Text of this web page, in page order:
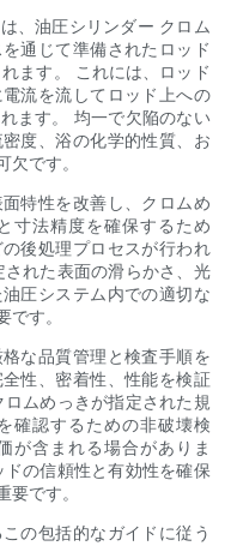
、油圧シリンダー クロム
通じて準備されたロッド
ます。 これには、ロッド
流を流してロッド上への
ます。 均一で欠陥のない
度、浴の化学的性質、お
欠です。
特性を改善し、クロムめ
寸法精度を確保するため
後処理プロセスが行われ
れた表面の滑らかさ、光
圧システム内での適切な
す。
な品質管理と検査手順を
性、密着性、性能を検証
ムめっきが指定された規
確認するための非破壊検
が含まれる場合がありま
の信頼性と有効性を確保
です。
の包括的なガイドに従う